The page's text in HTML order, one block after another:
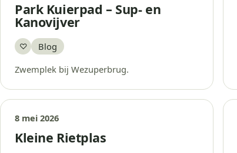
Park Kuierpad – Sup- en
Kanovijver
♡
Bewaar
Blog
Zwemplek bij Wezuperbrug.
8 mei 2026
Kleine Rietplas